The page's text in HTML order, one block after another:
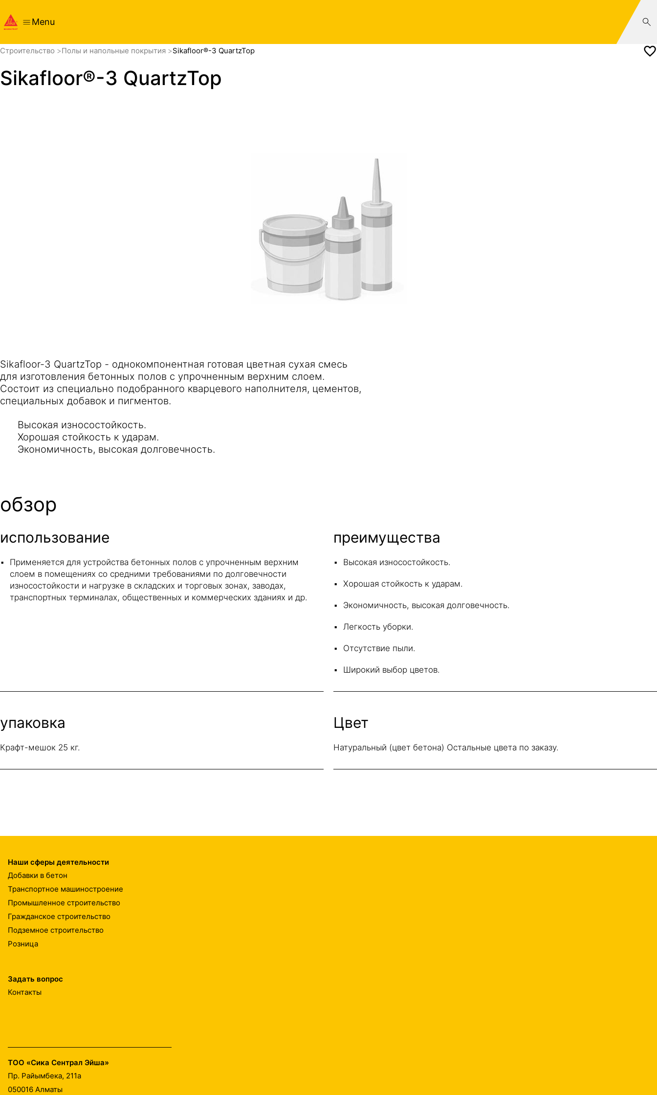
Menu
Cтроительство Полы и напольные покрытия Sikafloor®-3 QuartzTop
Sikafloor®-3 QuartzTop
Sikafloor-3 QuartzTop - однокомпонентная готовая цветная сухая смесь
для изготовления бетонных полов с упрочненным верхним слоем.
Состоит из специально подобранного кварцевого наполнителя, цементов,
специальных добавок и пигментов.
Высокая износостойкость.
Хорошая стойкость к ударам.
Экономичность, высокая долговечность.
обзор
использование
Применяется для устройства бетонных полов с упрочненным верхним
слоем в помещениях со средними требованиями по долговечности
износостойкости и нагрузке в складских и торговых зонах, заводах,
транспортных терминалах, общественных и коммерческих зданиях и др.
преимущества
Высокая износостойкость.
Хорошая стойкость к ударам.
Экономичность, высокая долговечность.
Легкость уборки.
Отсутствие пыли.
Широкий выбор цветов.
упаковка
Крафт-мешок 25 кг.
Цвет
Натуральный (цвет бетона) Остальные цвета по заказу.
Наши сферы деятельности
Добавки в бетон
Транспортное машиностроение
Промышленное строительство
Гражданское строительство
Подземное строительство
Розница
Задать вопрос
Контакты
ТОО «Сика Сентрал Эйша»
Пр. Райымбека, 211а
050016 Алматы